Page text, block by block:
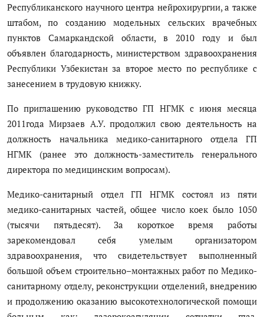
Республиканского научного центра нейрохирургии, а также
штабом, по созданию модельных сельских врачебных
пунктов Самаркандской области, в 2010 году и был
объявлен благодарность, министерством здравоохранения
Республики Узбекистан за второе место по республике с
занесением в трудовую книжку.
По приглашению руководство ГП НГМК с июня месяца
2011года Мирзаев А.У. продолжил свою деятельность на
должность начальника медико-санитарного отдела ГП
НГМК (ранее это должность-заместитель генерального
директора по медицинским вопросам).
Медико-санитарный отдел ГП НГМК состоял из пяти
медико-санитарных частей, общее число коек было 1050
(тысячи пятьдесят). За короткое время работы
зарекомендовал себя умелым организатором
здравоохранения, что свидетельствует выполненный
большой объем строительно–монтажных работ по Медико-
санитарному отделу, реконструкции отделений, внедрению
и продолжению оказанию высокотехнологической помощи